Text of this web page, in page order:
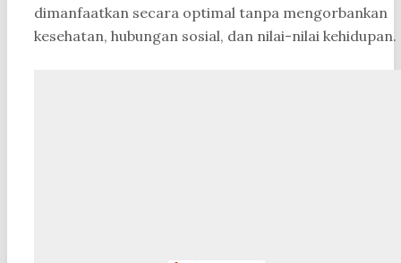
dimanfaatkan secara optimal tanpa mengorbankan
kesehatan, hubungan sosial, dan nilai-nilai kehidupan.